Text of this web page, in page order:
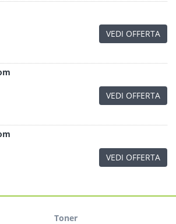
VEDI OFFERTA
VEDI OFFERTA
VEDI OFFERTA
Toner